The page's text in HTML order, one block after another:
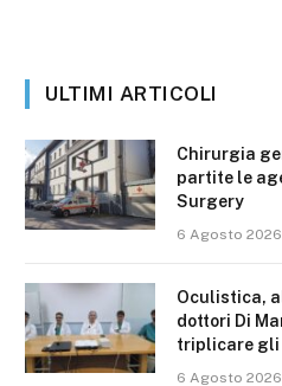
ULTIMI ARTICOLI
Chirurgia
partite le
Surgery
6 Agosto 2026
Oculistica,
dottori Di
triplicare gli
6 Agosto 2026